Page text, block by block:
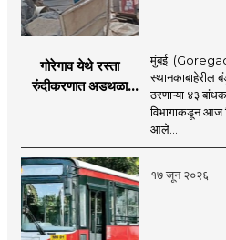
गोरेगाव येथे रस्ता
रुंदीकरणात अडथळा
मुंबई:
स्थानकाबाहेरील
ठरणाऱ्या ४३
विभागाकडून आज
आले...
१७ जून २०२६